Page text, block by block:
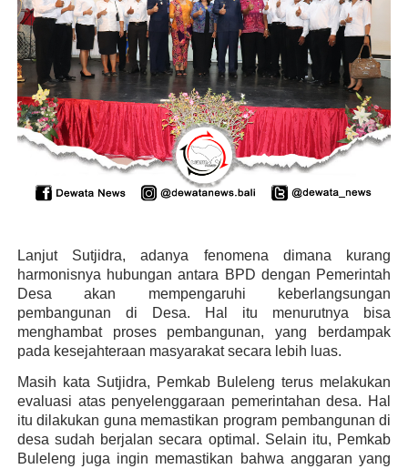
Lanjut Sutjidra, adanya fenomena dimana kurang
harmonisnya hubungan antara BPD dengan Pemerintah
Desa akan mempengaruhi keberlangsungan
pembangunan di Desa. Hal itu menurutnya bisa
menghambat proses pembangunan, yang berdampak
pada kesejahteraan masyarakat secara lebih luas.
Masih kata Sutjidra, Pemkab Buleleng terus melakukan
evaluasi atas penyelenggaraan pemerintahan desa. Hal
itu dilakukan guna memastikan program pembangunan di
desa sudah berjalan secara optimal. Selain itu, Pemkab
Buleleng juga ingin memastikan bahwa anggaran yang